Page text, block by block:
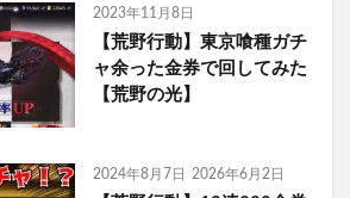
2023年11月8日
【荒野行動】東京喰種ガチ
ャ余った金券で回してみた
【荒野の光】
2024年8月7日 2026年6月2日